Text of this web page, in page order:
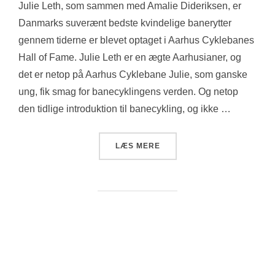
Julie Leth, som sammen med Amalie Dideriksen, er
Danmarks suverænt bedste kvindelige banerytter
gennem tiderne er blevet optaget i Aarhus Cyklebanes
Hall of Fame. Julie Leth er en ægte Aarhusianer, og
det er netop på Aarhus Cyklebane Julie, som ganske
ung, fik smag for banecyklingens verden. Og netop
den tidlige introduktion til banecykling, og ikke …
LÆS MERE“JULIE LETH I HALL OF